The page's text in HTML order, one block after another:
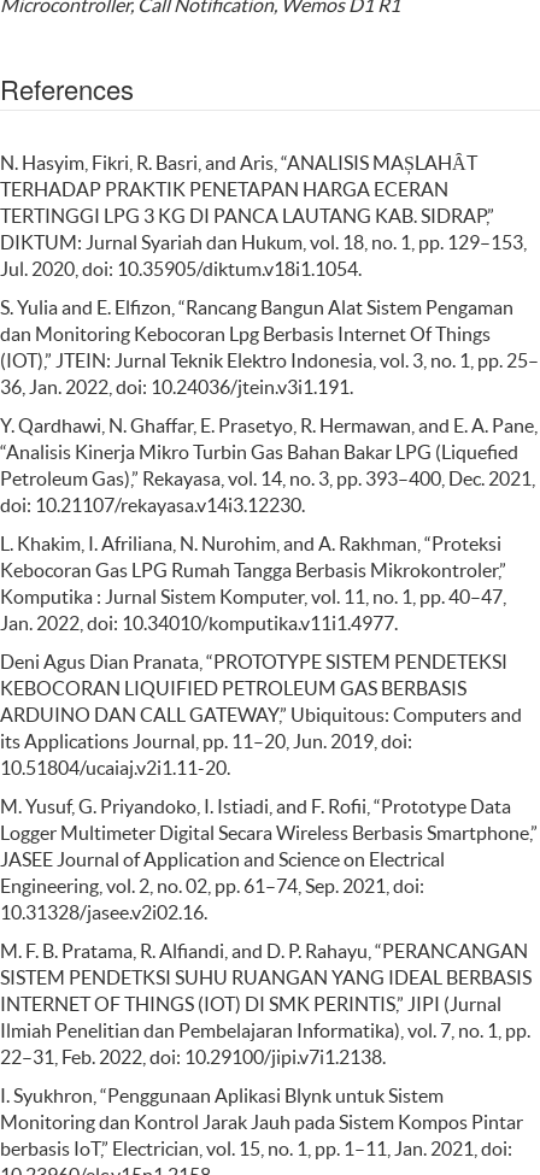
Microcontroller, Call Notification, Wemos D1 R1
References
N. Hasyim, Fikri, R. Basri, and Aris, “ANALISIS MAȘLAHȂT
TERHADAP PRAKTIK PENETAPAN HARGA ECERAN
TERTINGGI LPG 3 KG DI PANCA LAUTANG KAB. SIDRAP,”
DIKTUM: Jurnal Syariah dan Hukum, vol. 18, no. 1, pp. 129–153,
Jul. 2020, doi: 10.35905/diktum.v18i1.1054.
S. Yulia and E. Elfizon, “Rancang Bangun Alat Sistem Pengaman
dan Monitoring Kebocoran Lpg Berbasis Internet Of Things
(IOT),” JTEIN: Jurnal Teknik Elektro Indonesia, vol. 3, no. 1, pp. 25–
36, Jan. 2022, doi: 10.24036/jtein.v3i1.191.
Y. Qardhawi, N. Ghaffar, E. Prasetyo, R. Hermawan, and E. A. Pane,
“Analisis Kinerja Mikro Turbin Gas Bahan Bakar LPG (Liquefied
Petroleum Gas),” Rekayasa, vol. 14, no. 3, pp. 393–400, Dec. 2021,
doi: 10.21107/rekayasa.v14i3.12230.
L. Khakim, I. Afriliana, N. Nurohim, and A. Rakhman, “Proteksi
Kebocoran Gas LPG Rumah Tangga Berbasis Mikrokontroler,”
Komputika : Jurnal Sistem Komputer, vol. 11, no. 1, pp. 40–47,
Jan. 2022, doi: 10.34010/komputika.v11i1.4977.
Deni Agus Dian Pranata, “PROTOTYPE SISTEM PENDETEKSI
KEBOCORAN LIQUIFIED PETROLEUM GAS BERBASIS
ARDUINO DAN CALL GATEWAY,” Ubiquitous: Computers and
its Applications Journal, pp. 11–20, Jun. 2019, doi:
10.51804/ucaiaj.v2i1.11-20.
M. Yusuf, G. Priyandoko, I. Istiadi, and F. Rofii, “Prototype Data
Logger Multimeter Digital Secara Wireless Berbasis Smartphone,”
JASEE Journal of Application and Science on Electrical
Engineering, vol. 2, no. 02, pp. 61–74, Sep. 2021, doi:
10.31328/jasee.v2i02.16.
M. F. B. Pratama, R. Alfiandi, and D. P. Rahayu, “PERANCANGAN
SISTEM PENDETKSI SUHU RUANGAN YANG IDEAL BERBASIS
INTERNET OF THINGS (IOT) DI SMK PERINTIS,” JIPI (Jurnal
Ilmiah Penelitian dan Pembelajaran Informatika), vol. 7, no. 1, pp.
22–31, Feb. 2022, doi: 10.29100/jipi.v7i1.2138.
I. Syukhron, “Penggunaan Aplikasi Blynk untuk Sistem
Monitoring dan Kontrol Jarak Jauh pada Sistem Kompos Pintar
berbasis IoT,” Electrician, vol. 15, no. 1, pp. 1–11, Jan. 2021, doi: